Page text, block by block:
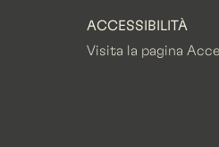
ACCESSIBILITÀ
Visita la pagina